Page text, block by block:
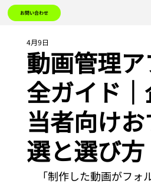
お問い合わせ
動画管理
全ガイド
当者向け
選と選び方
4月9日
「制作した動画がフォ